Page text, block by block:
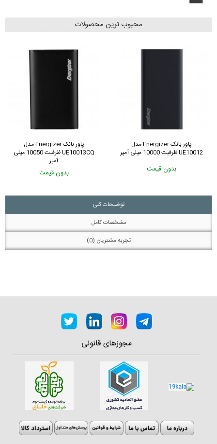
محبوب ترین محصولات
پاور بانک Energizer مدل
UE10013CQ ظرفیت 10050 میلی
آمپر
بدون قیمت
پاور بانک Energizer مدل
UE10012 ظرفیت 10000 میلی آمپر
بدون قیمت
توضیحات کلی
مشخصات کامل
تجربه مشتریان (0)
مجوزهای قانونی